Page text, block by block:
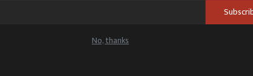
No, thanks
होगा।
सकते हैं। आर्थिक लाभ के योग बन रहे हैं और सफलता
नौकरी से खुशी का माहौल रहेगा।